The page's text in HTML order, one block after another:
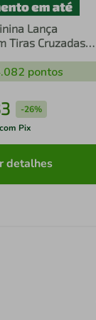
Lança
Tiras Cruzadas
pontos
-26%
Pix
detalhes